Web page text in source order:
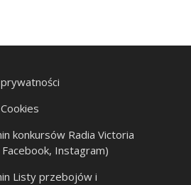
konkursów Radia Victoria
Instagram)
Listy przebojów i